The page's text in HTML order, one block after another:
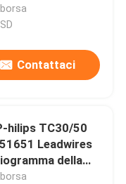
Contattaci
hilips TC30/50
Leadwires
della